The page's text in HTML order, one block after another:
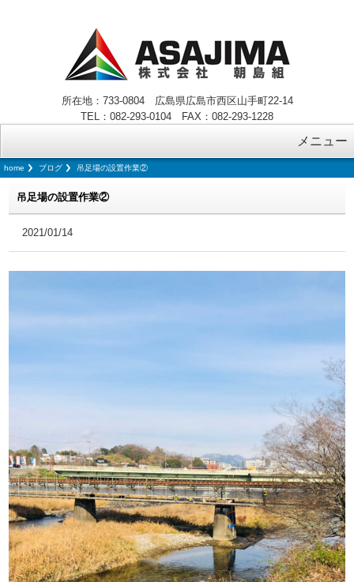
所在地：733-0804 広島県広島市西区山手町22-14
TEL：082-293-0104 FAX：082-293-1228
メニュー
home ブログ 吊足場の設置作業②
吊足場の設置作業②
2021/01/14